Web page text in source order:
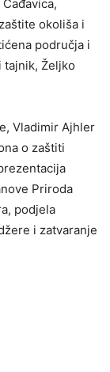
okoliša i
područja i
Željko
Vladimir Ajhler
o zaštiti
Priroda
podjela
i zatvaranje